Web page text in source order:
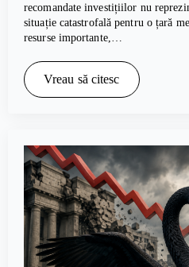
recomandate investițiilor nu
situație catastrofală pentru o țară
resurse importante,…
Vreau să citesc